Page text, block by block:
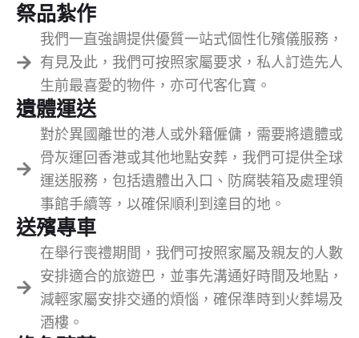
祭品紮作
我們一直強調提供優質一站式個性化殯儀服務，
有見及此，我們可按照家屬要求，私人訂造先人
生前最喜愛的物件，亦可代客化寶。
遺體運送
對於異國離世的港人或外籍僱傭，需要將遺體或
骨灰運回香港或其他地點安葬，我們可提供全球
運送服務，包括遺體出入口、防腐裝箱及處理領
事館手續等，以確保順利到達目的地。
送殯專車
在舉行喪禮期間，我們可按照家屬及親友的人數
安排適合的旅遊巴，並事先溝通好時間及地點，
減輕家屬安排交通的煩惱，確保準時到火葬場及
酒樓。